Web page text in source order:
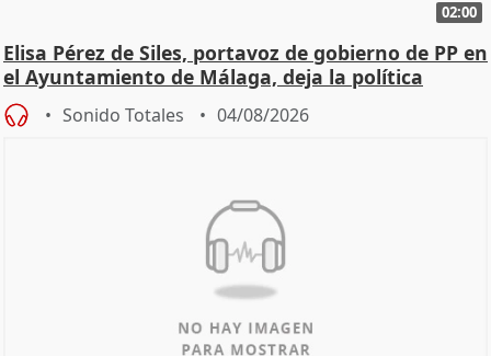
02:00
Elisa Pérez de Siles, portavoz de gobierno de PP en
el Ayuntamiento de Málaga, deja la política
Sonido Totales 04/08/2026